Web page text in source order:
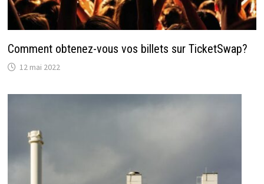
Comment obtenez-vous vos billets sur TicketSwap?
12 mai 2022